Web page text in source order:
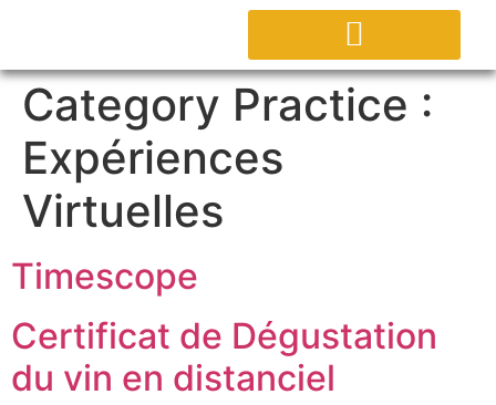
Category Practice :
Expériences
Virtuelles
Timescope
Certificat de Dégustation
du vin en distanciel